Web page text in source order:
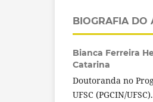
BIOGRAFIA DO
Bianca Ferreira
Catarina
Doutoranda no
UFSC (PGCIN/